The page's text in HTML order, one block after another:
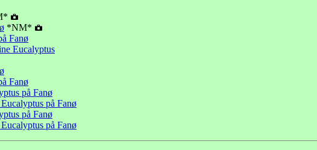
*NM*
Fanø
Eucalyptus
Fanø
på Fanø
på Fanø
på Fanø
på Fanø